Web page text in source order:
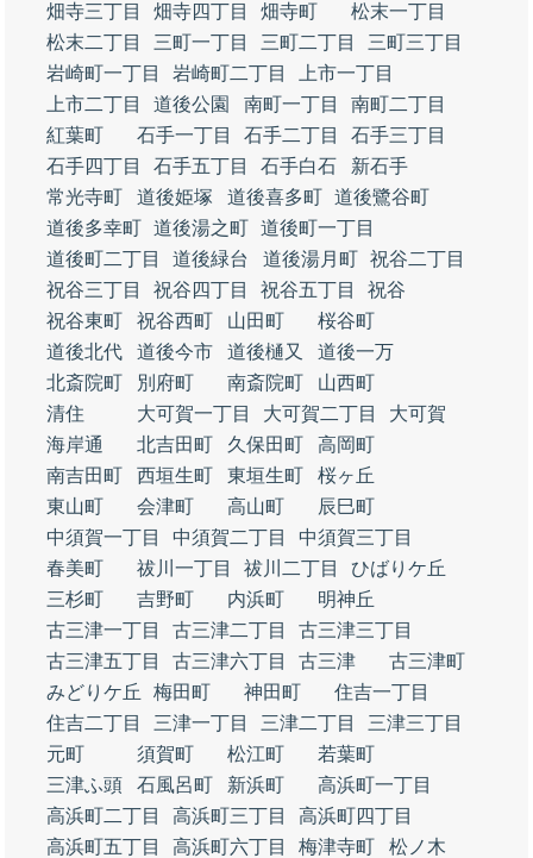
畑寺三丁目
畑寺四丁目 畑寺町
松末一丁目
松末二丁目
三町一丁目 三町二丁目
三町三丁目
岩崎町一丁目
岩崎町二丁目
上市一丁目
上市二丁目
道後公園 南町一丁目
南町二丁目
紅葉町
石手一丁目 石手二丁目
石手三丁目
石手四丁目
石手五丁目 石手白石
新石手
常光寺町
道後姫塚 道後喜多町 道後鷺谷町
道後多幸町 道後湯之町 道後町一丁目
道後町二丁目
道後緑台 道後湯月町 祝谷二丁目
祝谷三丁目
祝谷四丁目 祝谷五丁目
祝谷
祝谷東町
祝谷西町 山田町
桜谷町
道後北代
道後今市 道後樋又
道後一万
北斎院町
別府町 南斎院町
山西町
清住
大可賀一丁目 大可賀二丁目
大可賀
海岸通
北吉田町 久保田町
高岡町
南吉田町
西垣生町 東垣生町
桜ヶ丘
東山町
会津町 高山町
辰巳町
中須賀一丁目
中須賀二丁目
中須賀三丁目
春美町
祓川一丁目 祓川二丁目
ひばりケ丘
三杉町
吉野町 内浜町
明神丘
古三津一丁目
古三津二丁目
古三津三丁目
古三津五丁目
古三津六丁目 古三津
古三津町
みどりケ丘
梅田町 神田町
住吉一丁目
住吉二丁目
三津一丁目 三津二丁目
三津三丁目
元町
須賀町 松江町
若葉町
三津ふ頭
石風呂町 新浜町
高浜町一丁目
高浜町二丁目
高浜町三丁目
高浜町四丁目
高浜町五丁目
高浜町六丁目 梅津寺町
松ノ木